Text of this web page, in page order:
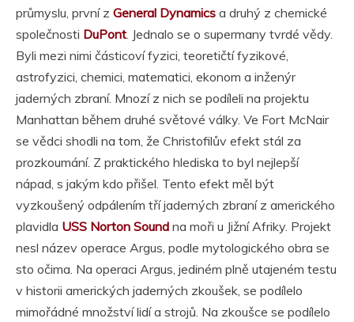
průmyslu, první z General Dynamics a druhý z chemické
společnosti DuPont . Jednalo se o supermany tvrdé vědy.
Byli mezi nimi částicoví fyzici, teoretičtí fyzikové,
astrofyzici, chemici, matematici, ekonom a inženýr
jaderných zbraní. Mnozí z nich se podíleli na projektu
Manhattan během druhé světové války. Ve Fort McNair
se vědci shodli na tom, že Christofilův efekt stál za
prozkoumání. Z praktického hlediska to byl nejlepší
nápad, s jakým kdo přišel. Tento efekt měl být
vyzkoušený odpálením tří jaderných zbraní z amerického
plavidla USS Norton Sound na moři u Jižní Afriky. Projekt
nesl název operace Argus, podle mytologického obra se
sto očima. Na operaci Argus, jediném plně utajeném testu
v historii amerických jaderných zkoušek, se podílelo
mimořádné množství lidí a strojů. Na zkoušce se podílelo